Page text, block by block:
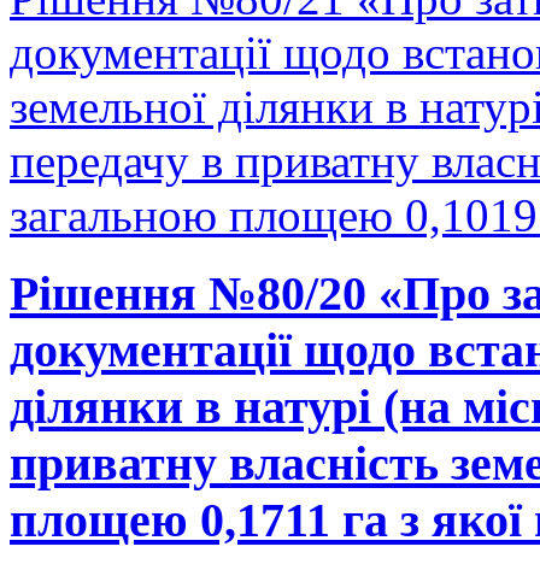
документації щодо
земельної ділянки в
передачу в приватну
загальною площею
Рішення №80/20 «Про
документації щодо
ділянки в натурі (на
приватну власність
площею 0,1711 га з